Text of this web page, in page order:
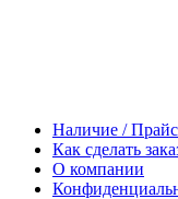
Наличие /
Как сделать
О компании